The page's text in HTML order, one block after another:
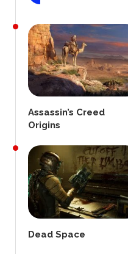
Assassin’s Creed
Origins
Dead Space